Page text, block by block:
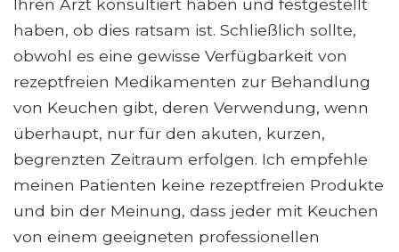
Ihren Arzt konsultiert haben und festgestellt
haben, ob dies ratsam ist. Schließlich sollte,
obwohl es eine gewisse Verfügbarkeit von
rezeptfreien Medikamenten zur Behandlung
von Keuchen gibt, deren Verwendung, wenn
überhaupt, nur für den akuten, kurzen,
begrenzten Zeitraum erfolgen. Ich empfehle
meinen Patienten keine rezeptfreien Produkte
und bin der Meinung, dass jeder mit Keuchen
von einem geeigneten professionellen